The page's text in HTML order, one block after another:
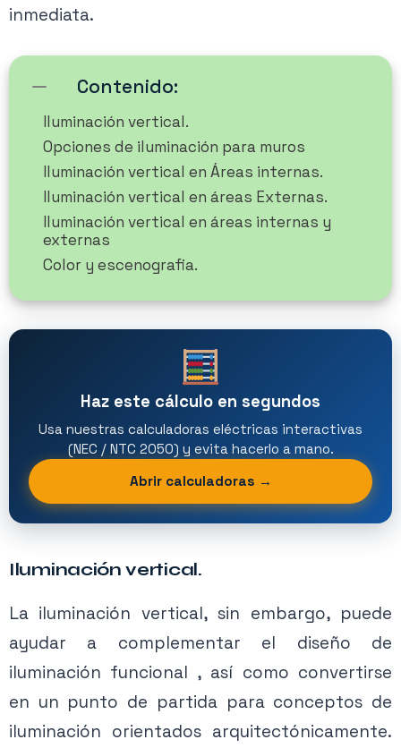
inmediata.
Contenido:
Iluminación vertical.
Opciones de iluminación para muros
Iluminación vertical en Áreas internas.
Iluminación vertical en áreas Externas.
Iluminación vertical en áreas internas y
externas
Color y escenografia.
Haz este cálculo en segundos
Usa nuestras calculadoras eléctricas interactivas
(NEC / NTC 2050) y evita hacerlo a mano.
Abrir calculadoras →
Iluminación vertical.
La iluminación vertical, sin embargo, puede
ayudar a complementar el diseño de
iluminación funcional , así como convertirse
en un punto de partida para conceptos de
iluminación orientados arquitectónicamente.